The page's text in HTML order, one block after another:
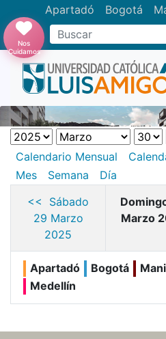
Apartadó Bogotá
Buscar
Nos
Cuidamos
Calendario Mensual
Mes
Semana
Día
<< Sábado
29 Marzo
2025
Marzo
Apartadó Bogotá
Medellín